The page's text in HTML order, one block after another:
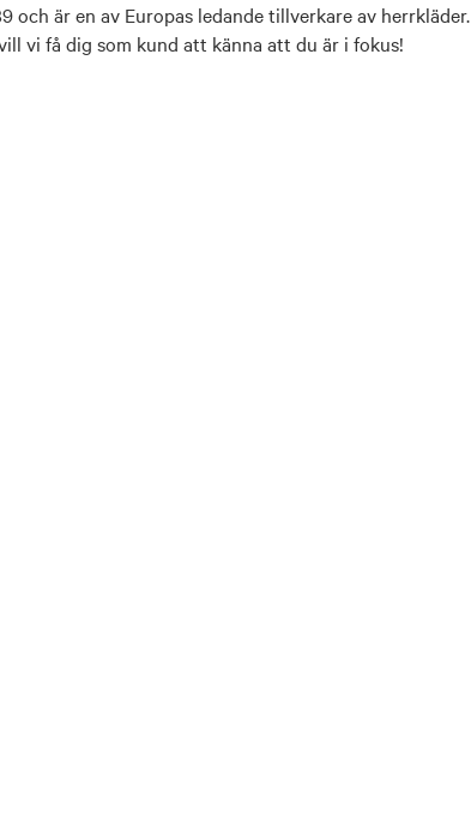
och är en av Europas ledande tillverkare av herrkläder.
vi få dig som kund att känna att du är i fokus!